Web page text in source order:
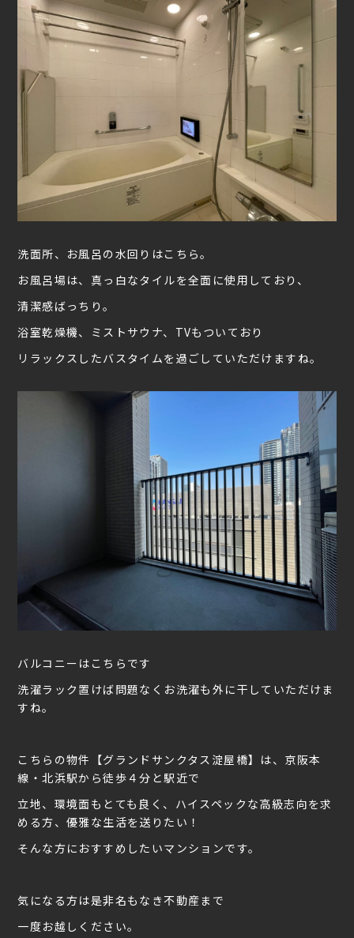
洗面所、お風呂の水回りはこちら。
お風呂場は、真っ白なタイルを全面に使用しており、
清潔感ばっちり。
浴室乾燥機、ミストサウナ、TVもついており
リラックスしたバスタイムを過ごしていただけますね。
バルコニーはこちらです
洗濯ラック置けば問題なくお洗濯も外に干していただけま
すね。
こちらの物件【グランドサンクタス淀屋橋】は、京阪本
線・北浜駅から徒歩４分と駅近で
立地、環境面もとても良く、ハイスペックな高級志向を求
める方、優雅な生活を送りたい！
そんな方におすすめしたいマンションです。
気になる方は是非名もなき不動産まで
一度お越しください。